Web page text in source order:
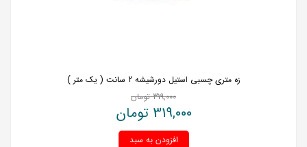
زه متری چسبی استیل دورشیشه 2 سانت ( یک متر )
319,000 تومان
319,000 تومان
افزودن به سبد